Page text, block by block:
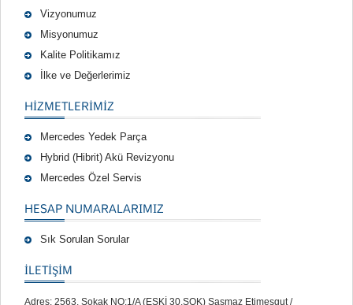
Vizyonumuz
Misyonumuz
Kalite Politikamız
İlke ve Değerlerimiz
HIZMETLERIMIZ
Mercedes Yedek Parça
Hybrid (Hibrit) Akü Revizyonu
Mercedes Özel Servis
HESAP NUMARALARIMIZ
Sık Sorulan Sorular
İLETİŞİM
Adres: 2563. Sokak NO:1/A (ESKİ 30.SOK) Şaşmaz Etimesgut /